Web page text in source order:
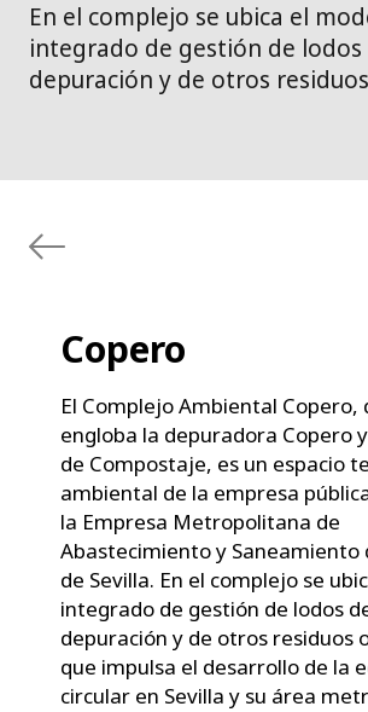
En el complejo se ubica el
integrado de gestión de lodos
depuración y de otros
Copero
El Complejo Ambiental Copero,
engloba la depuradora Copero
de Compostaje, es un espacio
ambiental de la empresa
la Empresa Metropolitana de
Abastecimiento y Saneamiento
de Sevilla. En el complejo se
integrado de gestión de lodos
depuración y de otros residuos
que impulsa el desarrollo de la
circular en Sevilla y su área